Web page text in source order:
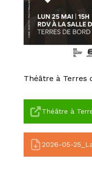
Théâtre à Terres
Théâtre à
2026-05-